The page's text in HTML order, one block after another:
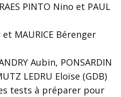
PINTO Nino et PAUL
MAURICE Bérenger
Aubin, PONSARDIN
LEDRU Eloïse (GDB)
tests à préparer pour